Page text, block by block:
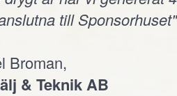
till Sponsorhuset"
Broman,
& Teknik AB